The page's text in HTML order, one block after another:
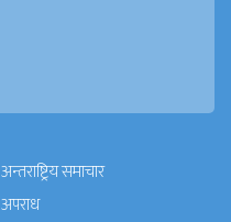
अन्तराष्ट्रिय समाचार
अपराध